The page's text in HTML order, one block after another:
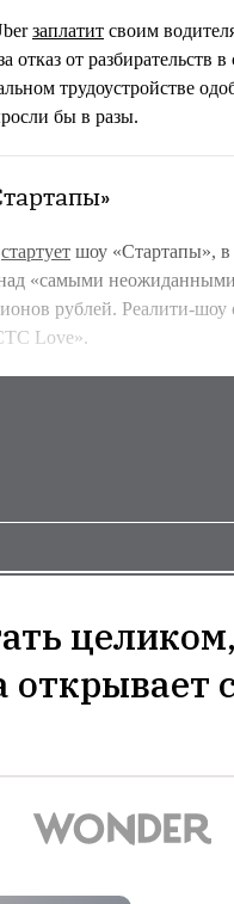
заплатит своим
отказ от разбирательств
трудоустройстве
бы в разы.
стартует шоу «Стартапы», в
«самыми
рублей. Реалити-шоу
Love».